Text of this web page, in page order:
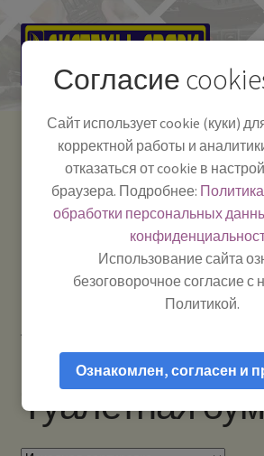
Перейти
навигации
Перейти
содержимому
Как пользоваться
Полезная информация
Мой аккаунт
Системы Связи:
г. Красноярск, ул.
Работаем:Пн-Пт:
10:00–18:00
-
Туалетная
Согласие
Сайт использует cookie (куки)
корректной работы и
отказаться от cookie в
браузера. Подробнее:
обработки персональных
Использование сайта
безоговорочное согласие с
Политикой.
Ознакомлен, согласен и